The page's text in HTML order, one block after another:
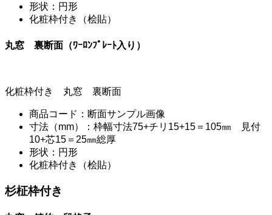
形状：円形
化粧枠付き（桧貼）
丸窓 裏断面（ﾜｰﾛﾝﾌﾟﾚｰﾄ入り）
化粧枠付き 丸窓 裏断面
商品コード：断面サンプル画像
寸法（mm）：枠幅寸法75+チリ15+15＝105㎜ 見付
10+芯15＝25㎜総厚
形状：円形
化粧枠付き（桧貼）
杉柾枠付き